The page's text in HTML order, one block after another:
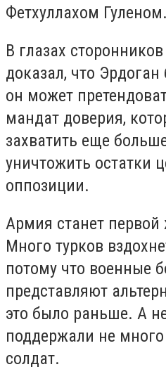
Фетхуллахом Гуленом.
В глазах
доказал, что
он может
мандат доверия,
захватить еще
уничтожить остатки
оппозиции.
Армия станет первой
Много турков
потому что военные
представляют
это было раньше. А
поддержали не
солдат.